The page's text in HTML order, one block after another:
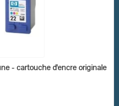
STOCK- cartouche d'encre originale